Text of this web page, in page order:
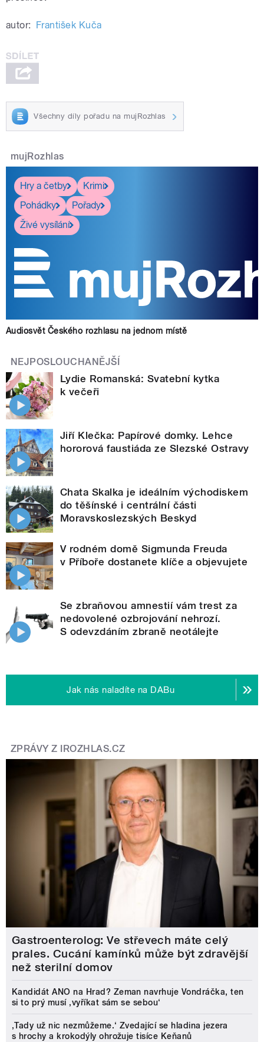
autor: František Kuča
Všechny díly pořadu na mujRozhlas
mujRozhlas
Hry a četby
Krimi
Pohádky
Pořady
Živé vysílání
Audiosvět Českého rozhlasu na jednom místě
NEJPOSLOUCHANĚJŠÍ
Lydie Romanská: Svatební kytka
k večeři
Jiří Klečka: Papírové domky. Lehce
hororová faustiáda ze Slezské Ostravy
Chata Skalka je ideálním východiskem
do těšínské i centrální části
Moravskoslezských Beskyd
V rodném domě Sigmunda Freuda
v Příboře dostanete klíče a objevujete
Se zbraňovou amnestií vám trest za
nedovolené ozbrojování nehrozí.
S odevzdáním zbraně neotálejte
Jak nás naladíte na DABu
ZPRÁVY Z IROZHLAS.CZ
Gastroenterolog: Ve střevech máte celý
prales. Cucání kamínků může být zdravější
než sterilní domov
Kandidát ANO na Hrad? Zeman navrhuje Vondráčka, ten
si to prý musí ‚vyříkat sám se sebou‘
‚Tady už nic nezmůžeme.‘ Zvedající se hladina jezera
s hrochy a krokodýly ohrožuje tisíce Keňanů